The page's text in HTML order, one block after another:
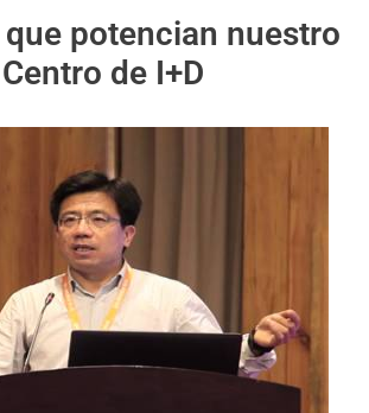
potencian nuestro
Centro de I+D